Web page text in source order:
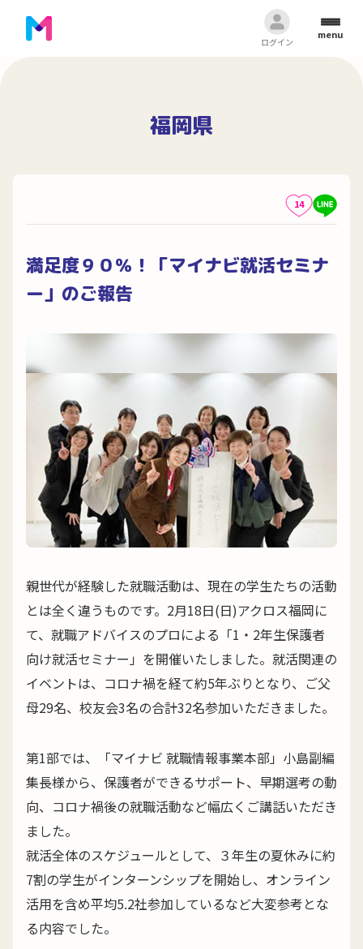
ログイン
menu
福岡県
14
満足度９０％！「マイナビ就活セミナ
ー」のご報告
親世代が経験した就職活動は、現在の学生たちの活動
とは全く違うものです。2月18日(日)アクロス福岡に
て、就職アドバイスのプロによる「1・2年生保護者
向け就活セミナー」を開催いたしました。就活関連の
イベントは、コロナ禍を経て約5年ぶりとなり、ご父
母29名、校友会3名の合計32名参加いただきました。
第1部では、「マイナビ 就職情報事業本部」小島副編
集長様から、保護者ができるサポート、早期選考の動
向、コロナ禍後の就職活動など幅広くご講話いただき
ました。
就活全体のスケジュールとして、３年生の夏休みに約
7割の学生がインターンシップを開始し、オンライン
活用を含め平均5.2社参加しているなど大変参考とな
る内容でした。